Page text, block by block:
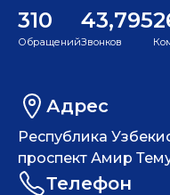
310
Обращений
43,795
Звонков
Адрес
Республика
проспект Амир
Телефон